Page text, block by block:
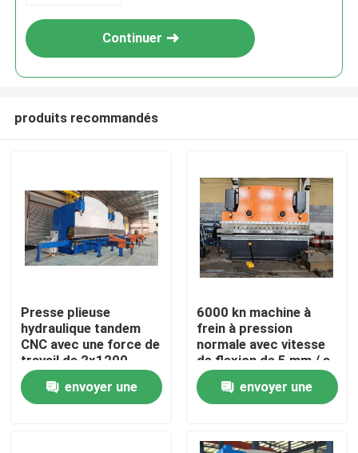
Produits
À propos de nous
Continuer
produits recommandés
Presse plieuse
hydraulique tandem
CNC avec une force de
travail de 2x1200
tonnes et une longueur
de table de 2x6250
mm pour une longue
envoyer une
6000 kn machine à
frein à pression
normale avec vitesse
de flexion de 5 mm / s
et longueur de plaque
2200-7000 mm
envoyer une